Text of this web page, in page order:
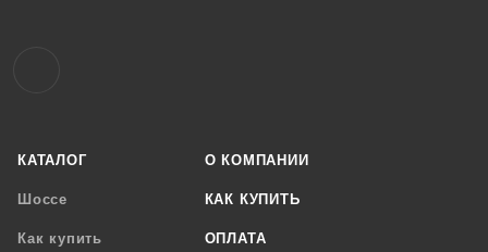
КАТАЛОГ
Шоссе
Как купить
О КОМПАНИИ
КАК КУПИТЬ
ОПЛАТА